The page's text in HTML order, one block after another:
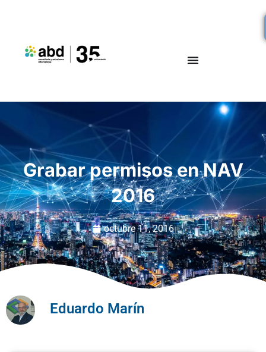
Grabar permisos en NAV
2016
octubre 11, 2016
Eduardo Marín